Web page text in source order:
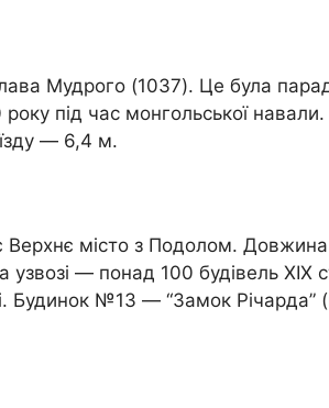
Мудрого (1037). Це була
під час монгольської
— 6,4 м.
Верхнє місто з Подолом.
— понад 100 будівель XIX
Будинок №13 — “Замок